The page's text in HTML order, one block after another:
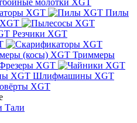
молотки XGT
XGT
Пилы
Резчики XGT
Триммеры
XGT
Шлифмашины XGT
XGT
Тали